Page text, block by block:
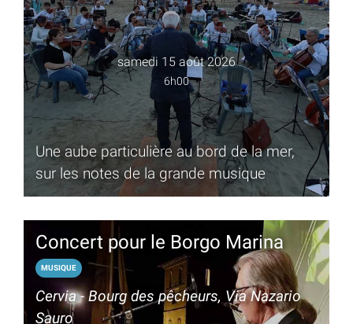
samedi 15 août 2026
6h00
Une aube particulière au bord de la mer,
sur les notes de la grande musique
Concert pour le Borgo Marina
MUSIQUE
Cervia - Bourg des pêcheurs, Via Nazario
Sauro